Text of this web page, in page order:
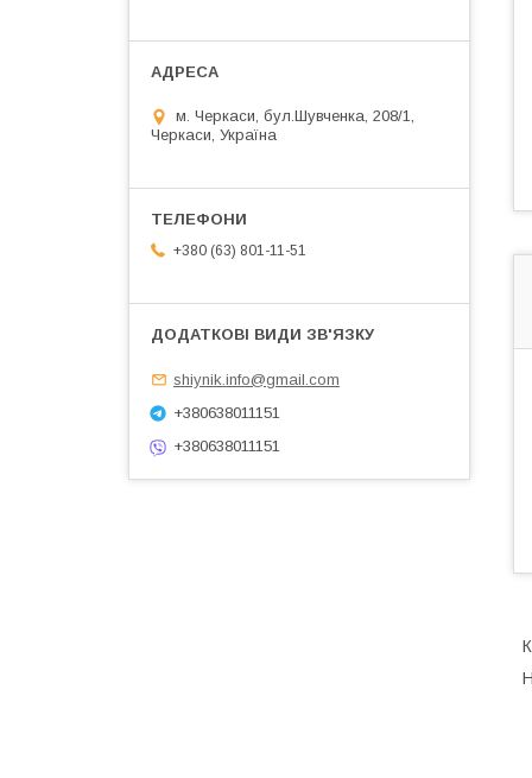
м. Черкаси, бул.Шувченка, 208/1,
Черкаси, Україна
+380 (63) 801-11-51
shiynik.info@gmail.com
+380638011151
+380638011151